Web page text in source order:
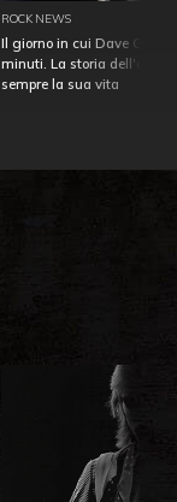
ROCK NEWS
Il giorno in cui Dave
minuti. La storia
sempre la sua vita